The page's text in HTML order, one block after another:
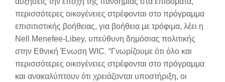
περισσότερες οικογένειες στρέφονται στο πρόγραμμα
επισιτιστικής βοήθειας, για βοήθεια με τρόφιμα, λέει η
Nell Menefee-Libey, υπεύθυνη δημόσιας πολιτικής
στην Εθνική Ένωση WIC. “Γνωρίζουμε ότι όλο και
περισσότερες οικογένειες στρέφονται στο πρόγραμμα
και ανακαλύπτουν ότι χρειάζονται υποστήριξη, οι